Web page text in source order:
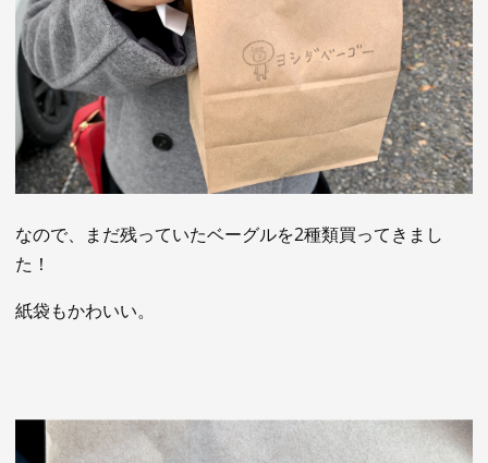
なので、まだ残っていたベーグルを2種類買ってきまし
た！
紙袋もかわいい。